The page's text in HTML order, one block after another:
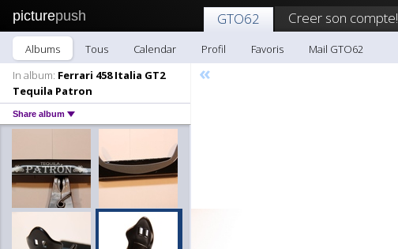
picturepush GTO62 Creer son compte!
Albums Tous Calendar Profil Favoris
Mail GTO62
In album: Ferrari 458 Italia GT2
Tequila Patron
Share album
«